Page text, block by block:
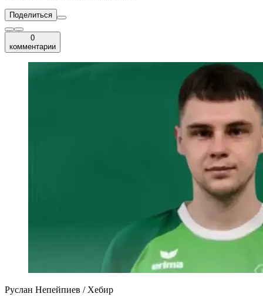
Поделиться
0
комментарии
Руслан Непейпиев / Хебир